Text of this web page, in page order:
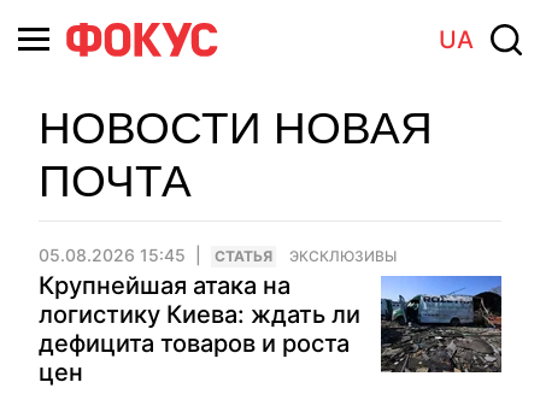
UA
НОВОСТИ НОВАЯ
ПОЧТА
05.08.2026 15:45 CТАТЬЯ ЭКСКЛЮЗИВЫ
Крупнейшая атака на
логистику Киева: ждать ли
дефицита товаров и роста
цен